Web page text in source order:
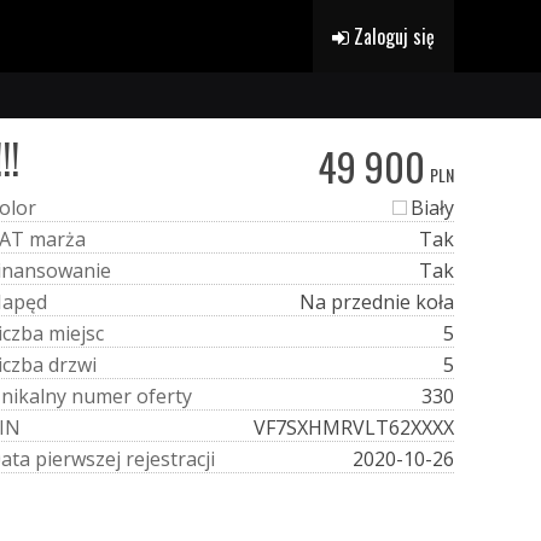
Zaloguj się
49 900 PLN
olor
Biały
AT marża
Tak
nansowanie
Tak
apęd
Na przednie koła
iczba miejsc
5
iczba drzwi
5
nikalny numeroferty
330
IN
VF7SXHMRVLT62XXXX
ata pierwszej rejestracji 2020-10-26